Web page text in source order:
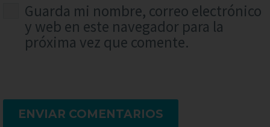
Guarda mi nombre, correo electrónico
y web en este navegador para la
próxima vez que comente.
ENVIAR COMENTARIOS